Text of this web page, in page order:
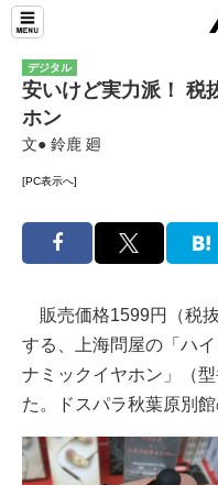
デジタル
安いけど実力派！ 税
ホン
文● 鈴鹿 廻
[PC表示へ]
販売価格1599円（税
する、上海問屋の「ハ
ナミックイヤホン」（
た。ドスパラ秋葉原別